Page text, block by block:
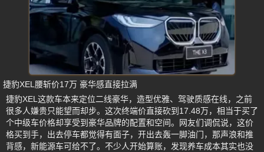
捷豹XEL腰斩价17万 豪华感直接拉满
捷豹XEL这款车本来定位二线豪华，造型优雅、驾驶质感在线，之前
很多人嫌贵只能望而却步。这次终端价直接砍到17.48万，相当于买了
个中级车价格却享受到豪华品牌的配置和空间。网友们调侃说，这价
格买到手，出去停车都觉得有面子，开出去轰一脚油门，那声浪和推
背感，新能源车可给不了。不少人开始算账，发现养车成本其实也没